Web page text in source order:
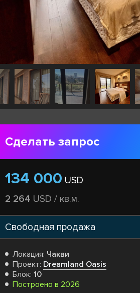
Сделать запрос
134 000 USD
2 264 USD / кв.м.
Свободная продажа
Локация: Чакви
Проект: Dreamland Oasis
Блок: 10
Построено в 2026